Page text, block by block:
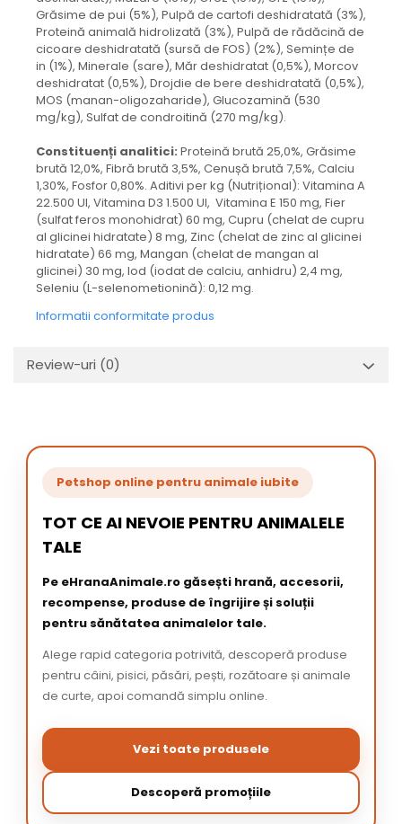
Grăsime de pui (5%), Pulpă de cartofi deshidratată (3%),
Proteină animală hidrolizată (3%), Pulpă de rădăcină de
cicoare deshidratată (sursă de FOS) (2%), Semințe de
in (1%), Minerale (sare), Măr deshidratat (0,5%), Morcov
deshidratat (0,5%), Drojdie de bere deshidratată (0,5%),
MOS (manan-oligozaharide), Glucozamină (530
mg/kg), Sulfat de condroitină (270 mg/kg).
Constituenți analitici: Proteină brută 25,0%, Grăsime
brută 12,0%, Fibră brută 3,5%, Cenușă brută 7,5%, Calciu
1,30%, Fosfor 0,80%. Aditivi per kg (Nutrițional): Vitamina A
22.500 UI, Vitamina D3 1.500 UI, Vitamina E 150 mg, Fier
(sulfat feros monohidrat) 60 mg, Cupru (chelat de cupru
al glicinei hidratate) 8 mg, Zinc (chelat de zinc al glicinei
hidratate) 66 mg, Mangan (chelat de mangan al
glicinei) 30 mg, Iod (iodat de calciu, anhidru) 2,4 mg,
Seleniu (L-selenometionină): 0,12 mg.
Informatii conformitate produs
Review-uri (0)
Petshop online pentru animale iubite
TOT CE AI NEVOIE PENTRU ANIMALELE
TALE
Pe eHranaAnimale.ro găsești hrană, accesorii,
recompense, produse de îngrijire și soluții
pentru sănătatea animalelor tale.
Alege rapid categoria potrivită, descoperă produse
pentru câini, pisici, păsări, pești, rozătoare și animale
de curte, apoi comandă simplu online.
Vezi toate produsele
Descoperă promoțiile